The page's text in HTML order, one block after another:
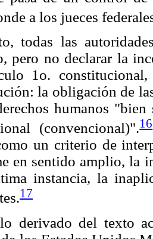
a los jueces
todas las
pero no declarar la
1o.
la obligación de
humanos
(convencional)".16
un criterio de
en sentido amplio, la
instancia, la
17
derivado del texto